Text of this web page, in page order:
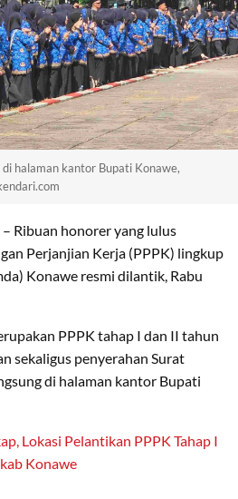
halaman kantor Bupati Konawe,
– Ribuan honorer yang lulus
Perjanjian Kerja (PPPK) lingkup
Konawe resmi dilantik, Rabu
PPPK tahap I dan II tahun
sekaligus penyerahan Surat
di halaman kantor Bupati
Lokasi Pelantikan PPPK Tahap I
Konawe